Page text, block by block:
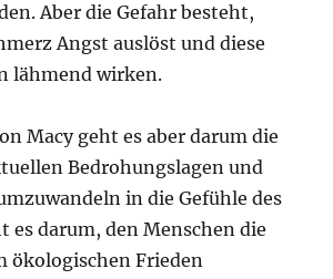
Aber die Gefahr besteht,
Angst auslöst und diese
lähmend wirken.
Macy geht es aber darum die
Bedrohungslagen und
in die Gefühle des
es darum, den Menschen die
ökologischen Frieden